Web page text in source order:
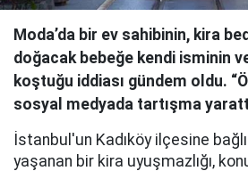
Moda’da bir ev sahibinin, kira
doğacak bebeğe kendi isminin
koştuğu iddiası gündem oldu.
sosyal medyada tartışma
İstanbul'un Kadıköy ilçesine
yaşanan bir kira uyuşmazlığı,